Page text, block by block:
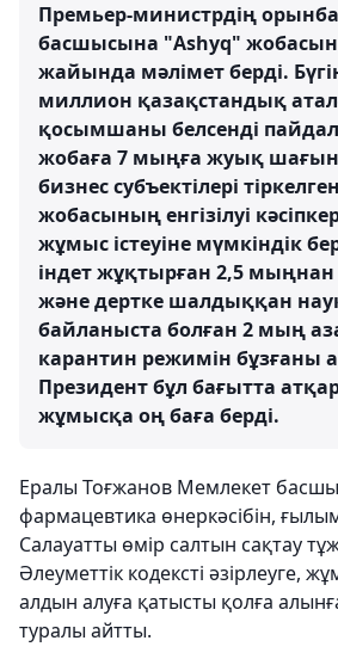
Премьер-министрдің
басшысына "Ashyq"
жайында мәлімет берді.
миллион қазақстандық
қосымшаны белсенді
жобаға 7 мыңға жуық шағын
бизнес субъектілері
жобасының енгізілуі
жұмыс істеуіне мүмкіндік
індет жұқтырған 2,5
және дертке шалдыққан
байланыста болған 2 мың
карантин режимін бұзғаны
Президент бұл бағытта
жұмысқа оң баға берді.
Ералы Тоғжанов Мемлекет
фармацевтика өнеркәсібін,
Салауатты өмір салтын сақтау
Әлеуметтік кодексті әзірлеуге,
алдын алуға қатысты қолға
туралы айтты.